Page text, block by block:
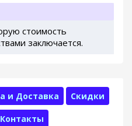
стоимость
заключается.
и Доставка Скидки
Контакты